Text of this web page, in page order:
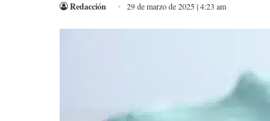
Redacción 29 de marzo de 2025 | 4:23 am